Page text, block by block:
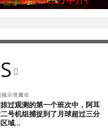
揭示埋藏在
过观测的第一个班次中，阿耳
号机组捕捉到了月球超过三分
域...